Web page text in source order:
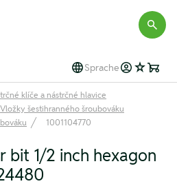
Sprache
klíče a nástrčné hlavice
Vložky šestihranného šroubováku
1001104770
bit 1/2 inch hexagon